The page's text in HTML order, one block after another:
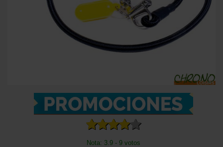
Nota: 3.9 - 9 votos